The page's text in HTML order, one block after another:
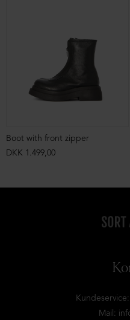
Boot with front zipper
DKK 1.499,00
Mail: